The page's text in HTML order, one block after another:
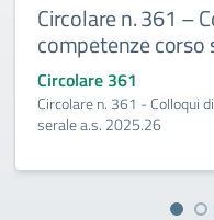
361 – Colloqui di
corso serale a.s.
- Colloqui di accertamento